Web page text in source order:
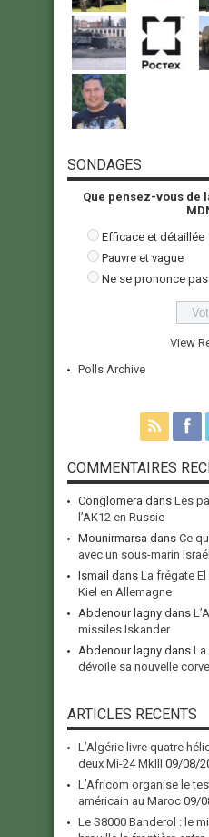
SONDAGES
Que pensez-vous de
Efficace et détaillée
Pauvre et vague
Ne se prononce pas
View
Polls Archive
COMMENTAIRES
Conglomera dans Les
l’AK12 en Russie
Mounirmarsa dans Ce
avec un sous-marin
Ismail dans La frégate
Kiel en Allemagne
Abdenour lagny dans
missiles Iskander
Abdenour lagny dans La
dévoile sa nouvelle
ARTICLES RECENTS
L’Algérie livre quatre
deux Mi-24 MkIII 09/08/
L’Africom organise le
américain au Maroc 09/
Le S8000 Banderol : le